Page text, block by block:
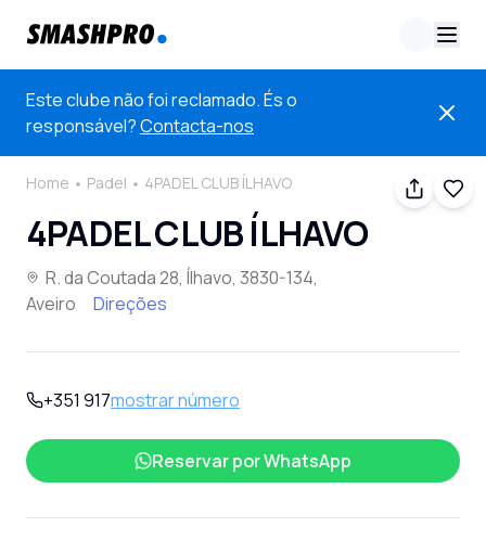
Este clube não foi reclamado. És o
responsável?Contacta-nos
Home Padel 4PADEL CLUB ÍLHAVO
4PADEL CLUB ÍLHAVO
R. da Coutada 28, Ílhavo, 3830-134,
Aveiro
Direções
+351 917mostrar número
Reservar porWhatsApp